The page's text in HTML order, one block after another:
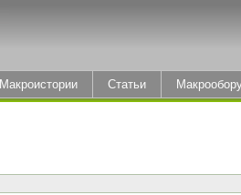
Макроистории Статьи